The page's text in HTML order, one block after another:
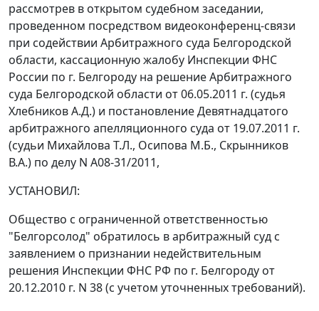
рассмотрев в открытом судебном заседании,
проведенном посредством видеоконференц-связи
при содействии Арбитражного суда Белгородской
области, кассационную жалобу Инспекции ФНС
России по г. Белгороду на решение Арбитражного
суда Белгородской области от 06.05.2011 г. (судья
Хлебников А.Д.) и постановлениеДевятнадцатого
арбитражного апелляционного суда от 19.07.2011 г.
(судьи Михайлова Т.Л., Осипова М.Б., Скрынников
В.А.) по делу N А08-31/2011,
УСТАНОВИЛ:
Общество с ограниченной ответственностью
"Белгорсолод" обратилось в арбитражный суд с
заявлением о признании недействительным
решения Инспекции ФНС РФ по г. Белгороду от
20.12.2010 г. N 38 (с учетом уточненных требований).